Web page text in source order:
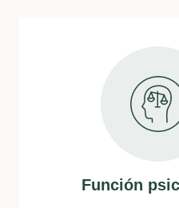
Función